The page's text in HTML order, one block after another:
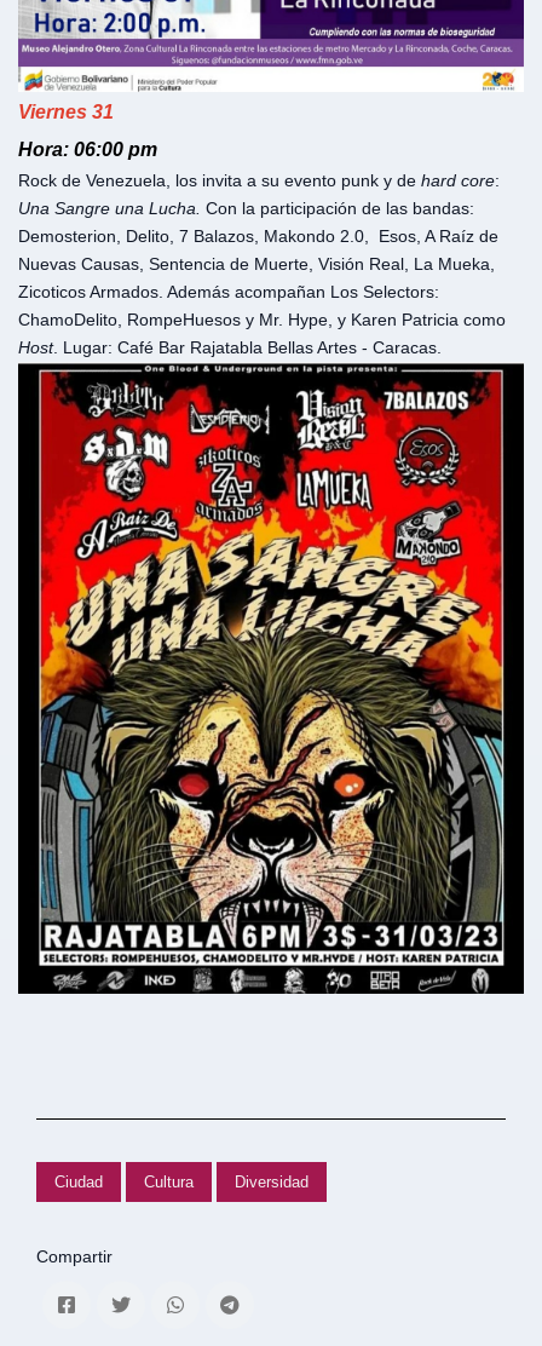
Viernes 31
Hora: 06:00 pm
Rock de Venezuela, los invita a su evento punk y de hard core:
Una Sangre una Lucha. Con la participación de las bandas:
Demosterion, Delito, 7 Balazos, Makondo 2.0, Esos, A Raíz de
Nuevas Causas, Sentencia de Muerte, Visión Real, La Mueka,
Zicoticos Armados. Además acompañan Los Selectors:
ChamoDelito, RompeHuesos y Mr. Hype, y Karen Patricia como
Host. Lugar: Café Bar Rajatabla Bellas Artes - Caracas.
Ciudad Cultura Diversidad
Compartir